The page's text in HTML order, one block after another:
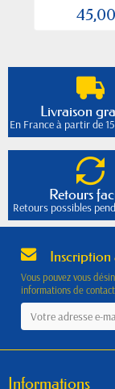
Livraison
En France à partir de
Retours
Retours possibles
Inscription
Vous pouvez vous
informations de
Informations